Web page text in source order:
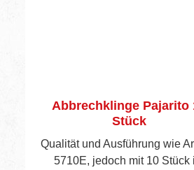
Abbrechklinge Pajarito
Stück
Qualität und Ausführung wie
5710E, jedoch mit 10 Stück